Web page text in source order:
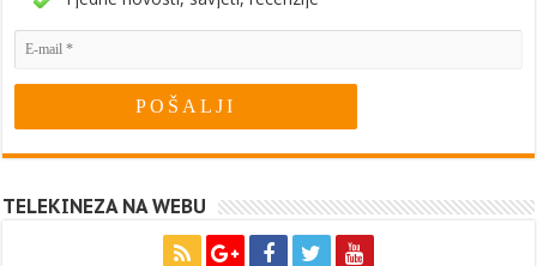
TELEKINEZA NA WEBU